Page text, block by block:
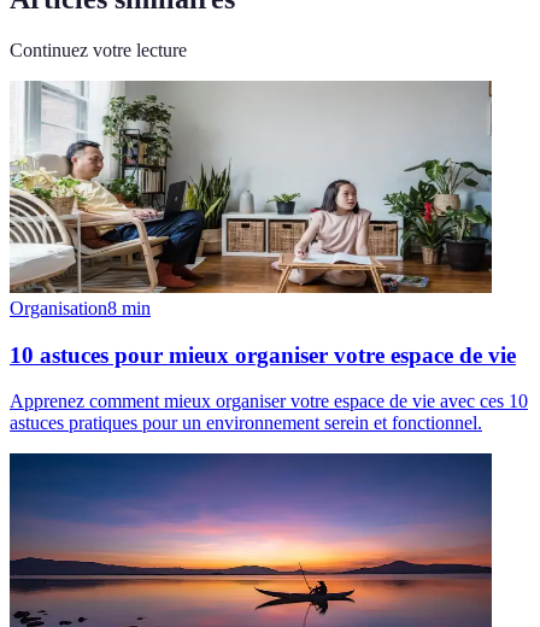
Continuez votre lecture
Organisation8 min
10 astuces pour mieux organiser votre espace de vie
Apprenez comment mieux organiser votre espace de vie avec ces 10
astuces pratiques pour un environnement serein et fonctionnel.